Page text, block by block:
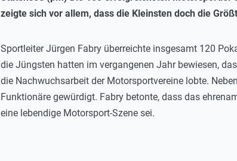
zeigte sich vor allem, dass die Kleinsten doch die
Sportleiter Jürgen Fabry überreichte insgesamt 120
die Jüngsten hatten im vergangenen Jahr bewiesen,
die Nachwuchsarbeit der Motorsportvereine lobte.
Funktionäre gewürdigt. Fabry betonte, dass das
eine lebendige Motorsport-Szene sei.